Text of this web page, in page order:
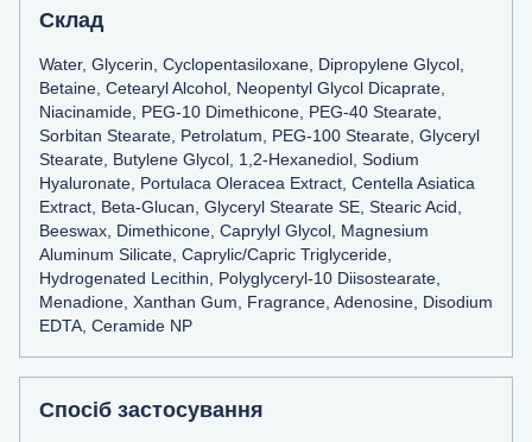
Склад
Water, Glycerin, Cyclopentasiloxane, Dipropylene Glycol,
Betaine, Cetearyl Alcohol, Neopentyl Glycol Dicaprate,
Niacinamide, PEG-10 Dimethicone, PEG-40 Stearate,
Sorbitan Stearate, Petrolatum, PEG-100 Stearate, Glyceryl
Stearate, Butylene Glycol, 1,2-Hexanediol, Sodium
Hyaluronate, Portulaca Oleracea Extract, Centella Asiatica
Extract, Beta-Glucan, Glyceryl Stearate SE, Stearic Acid,
Beeswax, Dimethicone, Caprylyl Glycol, Magnesium
Aluminum Silicate, Caprylic/Capric Triglyceride,
Hydrogenated Lecithin, Polyglyceryl-10 Diisostearate,
Menadione, Xanthan Gum, Fragrance, Adenosine, Disodium
EDTA, Ceramide NP
Спосіб застосування